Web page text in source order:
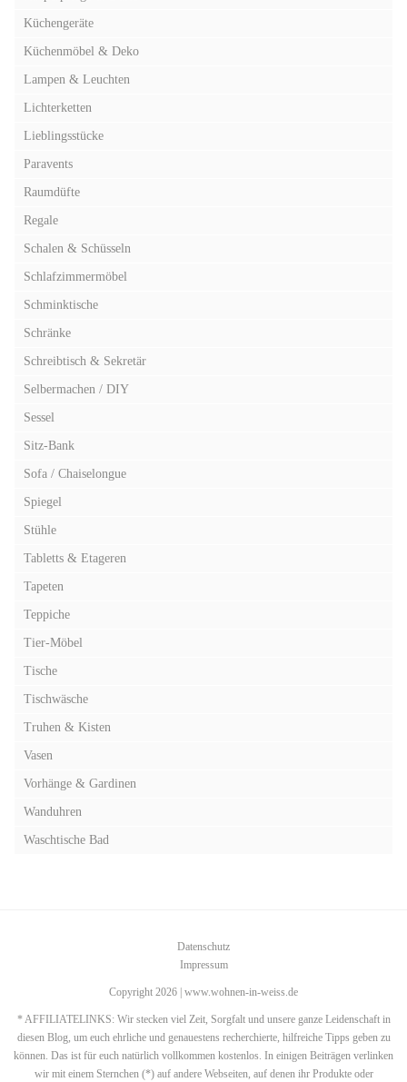
Küchengeräte
Küchenmöbel & Deko
Lampen & Leuchten
Lichterketten
Lieblingsstücke
Paravents
Raumdüfte
Regale
Schalen & Schüsseln
Schlafzimmermöbel
Schminktische
Schränke
Schreibtisch & Sekretär
Selbermachen / DIY
Sessel
Sitz-Bank
Sofa / Chaiselongue
Spiegel
Stühle
Tabletts & Etageren
Tapeten
Teppiche
Tier-Möbel
Tische
Tischwäsche
Truhen & Kisten
Vasen
Vorhänge & Gardinen
Wanduhren
Waschtische Bad
Datenschutz
Impressum
Copyright 2026 | www.wohnen-in-weiss.de
* AFFILIATELINKS: Wir stecken viel Zeit, Sorgfalt und unsere ganze Leidenschaft in
diesen Blog, um euch ehrliche und genauestens recherchierte, hilfreiche Tipps geben zu
können. Das ist für euch natürlich vollkommen kostenlos. In einigen Beiträgen verlinken
wir mit einem Sternchen (*) auf andere Webseiten, auf denen ihr Produkte oder